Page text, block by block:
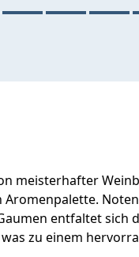
meisterhafter
entfaltet
zu einem